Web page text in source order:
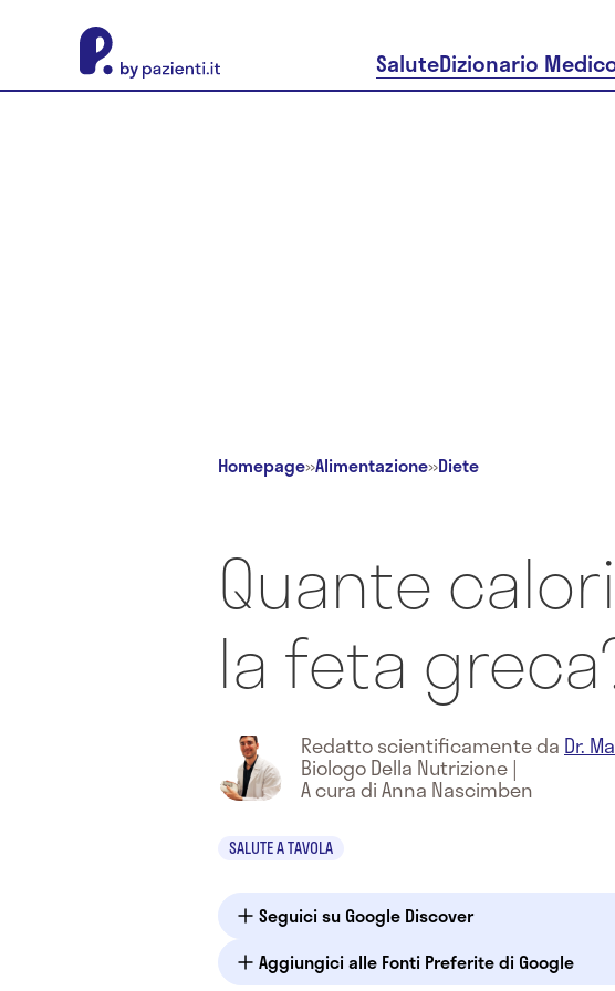
SaluteDizionario
Homepage»Alimentazione»Diete
Quante
la feta
Redatto scientificamente da Dr.
Biologo Della Nutrizione|
A cura di Anna Nascimben
SALUTE A TAVOLA
Seguici su Google Discover
Aggiungici alle Fonti Preferite di Google